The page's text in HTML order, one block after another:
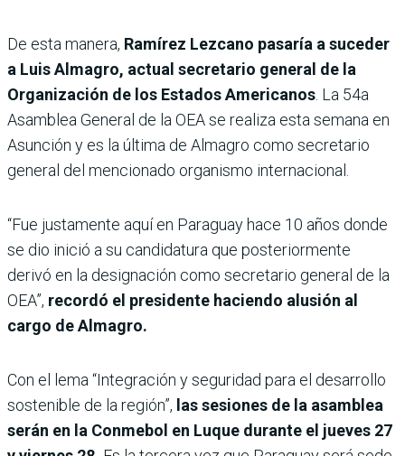
De esta manera, Ramírez Lezcano pasaría a suceder
a Luis Almagro, actual secretario general de la
Organización de los Estados Americanos . La 54a
Asamblea General de la OEA se realiza esta semana en
Asunción y es la última de Almagro como secretario
general del mencionado organismo internacional.
“Fue justamente aquí en Paraguay hace 10 años donde
se dio inició a su candidatura que posteriormente
derivó en la designación como secretario general de la
OEA”, recordó el presidente haciendo alusión al
cargo de Almagro.
Con el lema “Integración y seguridad para el desarrollo
sostenible de la región”, las sesiones de la asamblea
serán en la Conmebol en Luque durante el jueves 27